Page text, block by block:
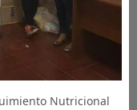
Nutricional